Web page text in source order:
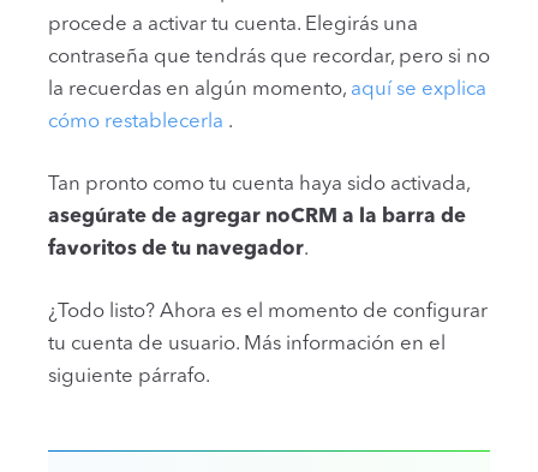
procede a activar tu cuenta. Elegirás una
contraseña que tendrás que recordar, pero si no
la recuerdas en algún momento, aquí se explica
cómo restablecerla .
Tan pronto como tu cuenta haya sido activada,
asegúrate de agregar noCRM a la barra de
favoritos de tu navegador.
¿Todo listo? Ahora es el momento de configurar
tu cuenta de usuario. Más información en el
siguiente párrafo.